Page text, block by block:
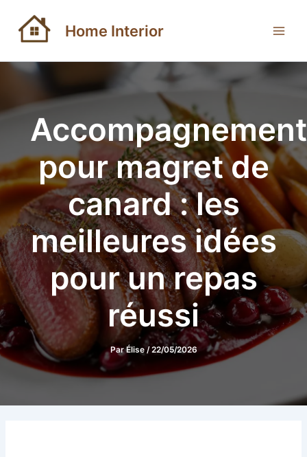
contenu
Home Interior
Accompagnement
pour magret de
canard : les
meilleures idées
pour un repas
réussi
ParÉlise/22/05/2026